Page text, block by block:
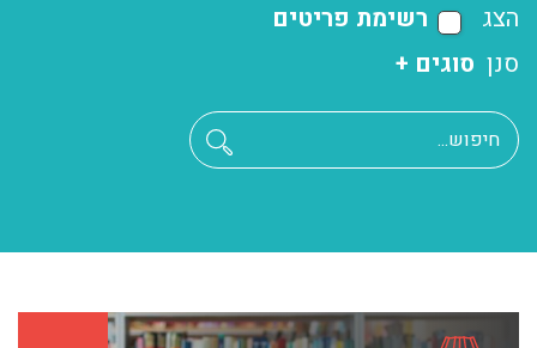
הצג
רשימת פריטים
סנן סוגים +